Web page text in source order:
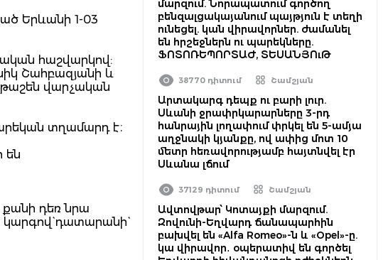
Երևանի 1-03
հաշվարկով:
Շահբազյանի և
վարչական
տղամարդ է։
են
դեռ նրա
դատարանի`
մարզում. Նորապատում գործող
բենզալցակայանում պայթյուն է տեղի
ունեցել. կան վիրավորներ. ժամանել
են հրշեջներն ու պարեկները.
ՖՈՏՈՌԵՊՈՐՏԱԺ, ՏԵՍԱՆՅՈւԹ
38770 դիտում Շամշյան
Արտակարգ դեպք ու բարի լուր.
Սևանի ջրափրկարարները 3-րդ
հանրային լողափում փրկել են 5-ամյա
աղջնակի կյանքը, ով ափից մոտ 10
մետր հեռավորությամբ հայտնվել էր
Սևանա լճում
37129 դիտում Շամշյան
Ավտովթար՝ Կոտայքի մարզում.
Զովունի-Եղվարդ ճանապարհին
բախվել են «Alfa Romeo»-ն և «Opel»-ը.
կա վիրավոր․ օպերատիվ են գործել